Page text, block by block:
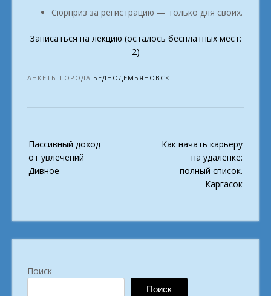
Сюрприз за регистрацию — только для своих.
Записаться на лекцию (осталось бесплатных мест:
2)
АНКЕТЫ ГОРОДА БЕДНОДЕМЬЯНОВСК
navigation
Пассивный доход
от увлечений
Дивное
Как начать карьеру
на удалёнке:
полный список.
Каргасок
Поиск
Поиск